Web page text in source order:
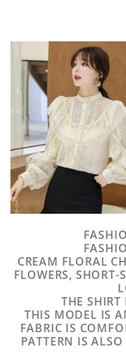
CREAM FLORAL
FLOWERS,
THE
THIS MODEL IS
FABRIC IS
PATTERN IS